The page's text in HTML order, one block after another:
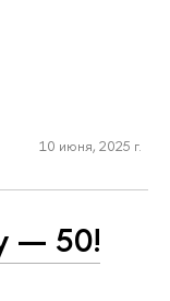
10 июня, 2025 г.
— 50!